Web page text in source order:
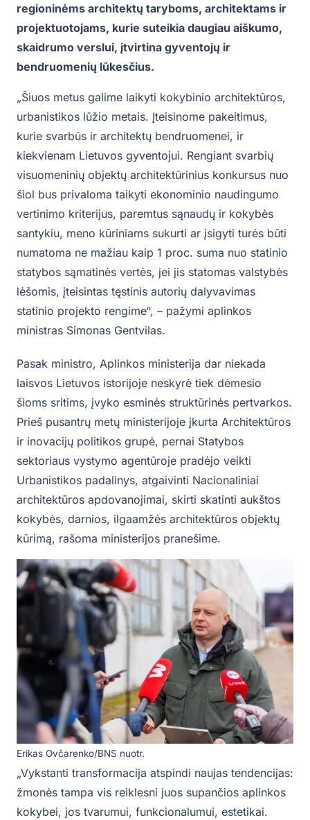
regioninėms architektų taryboms, architektams ir
projektuotojams, kurie suteikia daugiau aiškumo,
skaidrumo verslui, įtvirtina gyventojų ir
bendruomenių lūkesčius.
„Šiuos metus galime laikyti kokybinio architektūros,
urbanistikos lūžio metais. Įteisinome pakeitimus,
kurie svarbūs ir architektų bendruomenei, ir
kiekvienam Lietuvos gyventojui. Rengiant svarbių
visuomeninių objektų architektūrinius konkursus nuo
šiol bus privaloma taikyti ekonominio naudingumo
vertinimo kriterijus, paremtus sąnaudų ir kokybės
santykiu, meno kūriniams sukurti ar įsigyti turės būti
numatoma ne mažiau kaip 1 proc. suma nuo statinio
statybos sąmatinės vertės, jei jis statomas valstybės
lėšomis, įteisintas tęstinis autorių dalyvavimas
statinio projekto rengime“, – pažymi aplinkos
ministras Simonas Gentvilas.
Pasak ministro, Aplinkos ministerija dar niekada
laisvos Lietuvos istorijoje neskyrė tiek dėmesio
šioms sritims, įvyko esminės struktūrinės pertvarkos.
Prieš pusantrų metų ministerijoje įkurta Architektūros
ir inovacijų politikos grupė, pernai Statybos
sektoriaus vystymo agentūroje pradėjo veikti
Urbanistikos padalinys, atgaivinti Nacionaliniai
architektūros apdovanojimai, skirti skatinti aukštos
kokybės, darnios, ilgaamžės architektūros objektų
kūrimą, rašoma ministerijos pranešime.
Erikas Ovčarenko/BNS nuotr.
„Vykstanti transformacija atspindi naujas tendencijas:
žmonės tampa vis reiklesni juos supančios aplinkos
kokybei, jos tvarumui, funkcionalumui, estetikai.